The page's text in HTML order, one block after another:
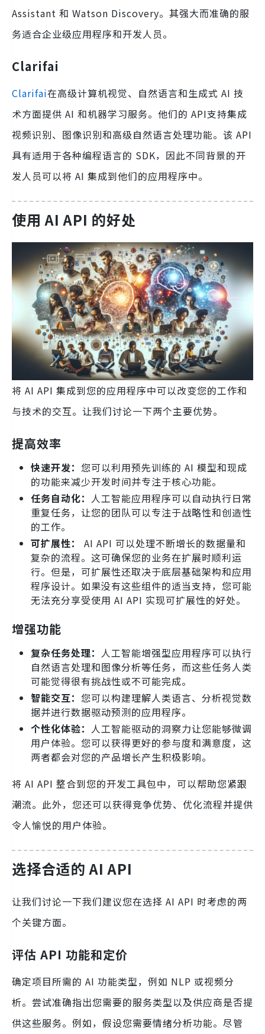
Assistant 和 Watson Discovery。其强大而准确的服
务适合企业级应用程序和开发人员。
Clarifai
Clarifai在高级计算机视觉、自然语言和生成式 AI 技
术方面提供 AI 和机器学习服务。他们的 API支持集成
视频识别、图像识别和高级自然语言处理功能。该 API
具有适用于各种编程语言的 SDK，因此不同背景的开
发人员可以将 AI 集成到他们的应用程序中。
使用 AI API 的好处
将 AI API 集成到您的应用程序中可以改变您的工作和
与技术的交互。让我们讨论一下两个主要优势。
提高效率
快速开发： 您可以利用预先训练的 AI 模型和现成
的功能来减少开发时间并专注于核心功能。
任务自动化： 人工智能应用程序可以自动执行日常
重复任务，让您的团队可以专注于战略性和创造性
的工作。
可扩展性：
AI API 可以处理不断增长的数据量和
复杂的流程。这可确保您的业务在扩展时顺利运
行。但是，可扩展性还取决于底层基础架构和应用
程序设计。如果没有这些组件的适当支持，您可能
无法充分享受使用 AI API 实现可扩展性的好处。
增强功能
复杂任务处理： 人工智能增强型应用程序可以执行
自然语言处理和图像分析等任务，而这些任务人类
可能觉得很有挑战性或不可能完成。
智能交互： 您可以构建理解人类语言、分析视觉数
据并进行数据驱动预测的应用程序。
个性化体验： 人工智能驱动的洞察力让您能够微调
用户体验。您可以获得更好的参与度和满意度，这
两者都会对您的产品增长产生积极影响。
将 AI API 整合到您的开发工具包中，可以帮助您紧跟
潮流。此外，您还可以获得竞争优势、优化流程并提供
令人愉悦的用户体验。
选择合适的 AI API
让我们讨论一下我们建议您在选择 AI API 时考虑的两
个关键方面。
评估 API 功能和定价
确定项目所需的 AI 功能类型，例如 NLP 或视频分
析。尝试准确指出您需要的服务类型以及供应商是否提
供这些服务。例如，假设您需要情绪分析功能。尽管